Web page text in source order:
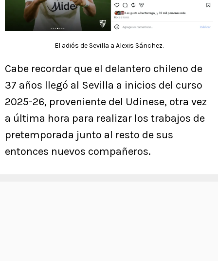
El adiós de Sevilla a Alexis Sánchez.
Cabe recordar que el delantero chileno de
37 años llegó al Sevilla a inicios del curso
2025-26, proveniente del Udinese, otra vez
a última hora para realizar los trabajos de
pretemporada junto al resto de sus
entonces nuevos compañeros.